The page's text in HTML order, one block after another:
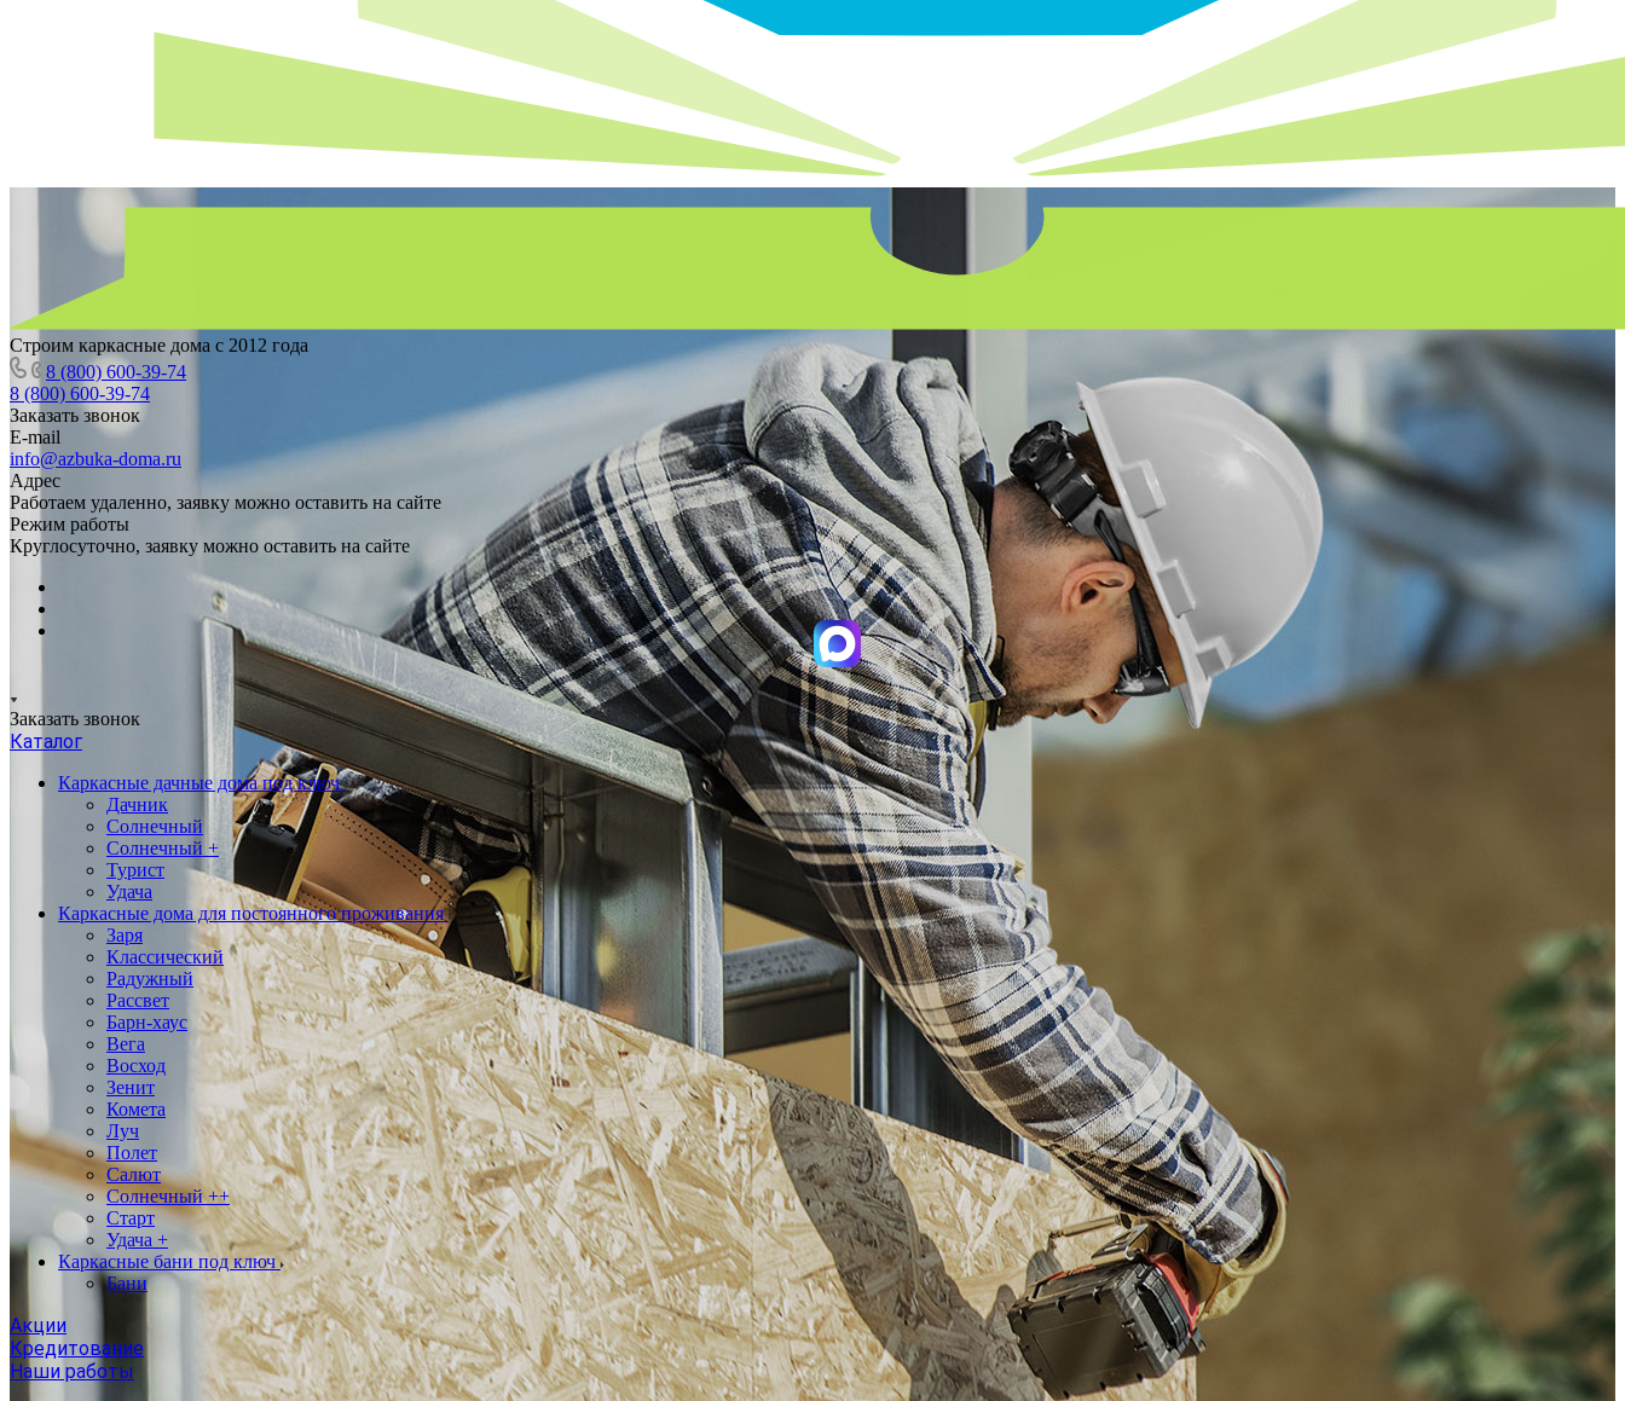
Строим каркасные дома с 2012 года
8 (800) 600-39-74
8 (800) 600-39-74
Заказать звонок
E-mail
info@azbuka-doma.ru
Адрес
Работаем удаленно, заявку можно оставить на сайте
Режим работы
Круглосуточно, заявку можно оставить на сайте
Заказать звонок
Каталог
Каркасные дачные дома под ключ
Дачник
Солнечный
Солнечный +
Турист
Удача
Каркасные дома для постоянного проживания
Заря
Классический
Радужный
Рассвет
Барн-хаус
Вега
Восход
Зенит
Комета
Луч
Полет
Салют
Солнечный ++
Старт
Удача +
Каркасные бани под ключ
Бани
Акции
Кредитование
Наши работы